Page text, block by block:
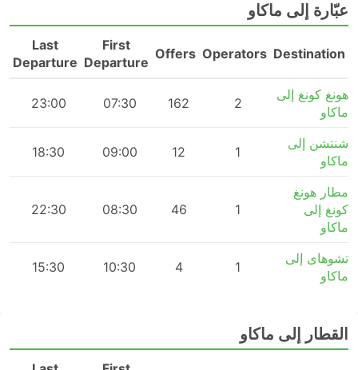
عبّارة إلى ماكاو
Destination
Operators
Offers
First
Departure
Last
Departure
هونغ كونغ إلى
ماكاو
2
162
07:30
23:00
شنتشن إلى
ماكاو
1
12
09:00
18:30
مطار هونغ
كونغ إلى
ماكاو
1
46
08:30
22:30
تشوهاى إلى
ماكاو
1
4
10:30
15:30
القطار إلى ماكاو